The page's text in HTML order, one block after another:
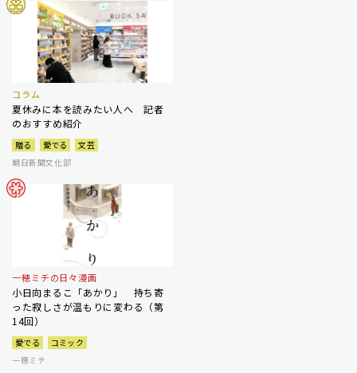
コラム
夏休みに本を読みたい人へ 記者
のおすすめ紹介
贈る 愛でる
文芸
朝日新聞文化部
一穂ミチの日々漫画
小日向まるこ「あかり」 持ち寄
った寂しさが温もりに変わる（第
14回）
愛でる
コミック
一穂ミチ